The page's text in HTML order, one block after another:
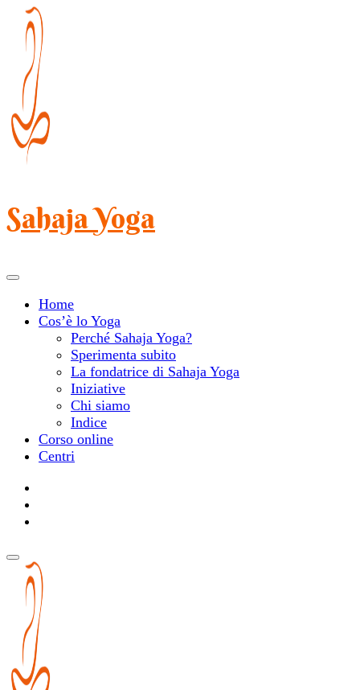
Salta
contenuto
(premi
Invio)
Sahaja Yoga
Home
Cos’è lo Yoga
Perché Sahaja Yoga?
Sperimenta subito
La fondatrice di Sahaja Yoga
Iniziative
Chi siamo
Indice
Corso online
Centri